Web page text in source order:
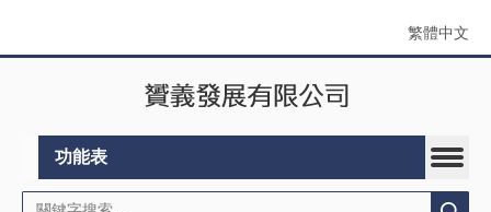
繁體中文
功能表